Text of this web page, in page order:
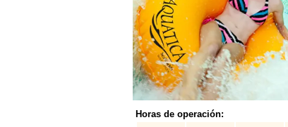
Horas de operación: